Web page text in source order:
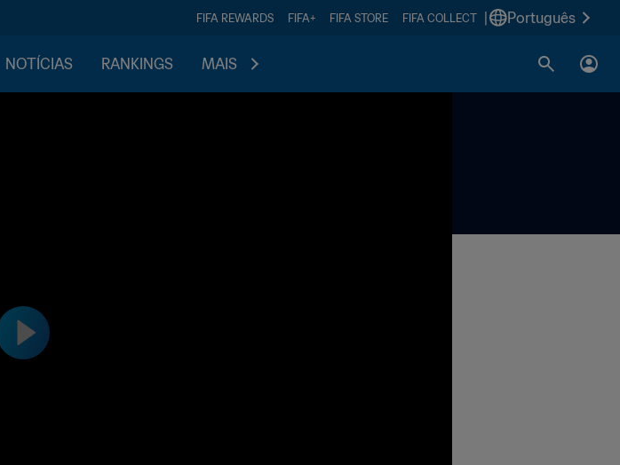
FIFA REWARDS FIFA+ FIFA STORE FIFA COLLECT Português
NOTÍCIAS RANKINGS MAIS